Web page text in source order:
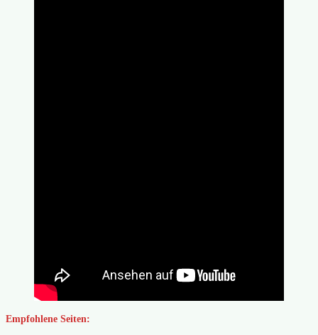
Empfohlene Seiten: